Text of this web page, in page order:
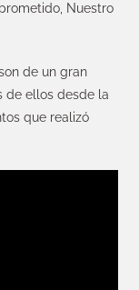
Nuestro
de un gran
de ellos desde la
que realizó